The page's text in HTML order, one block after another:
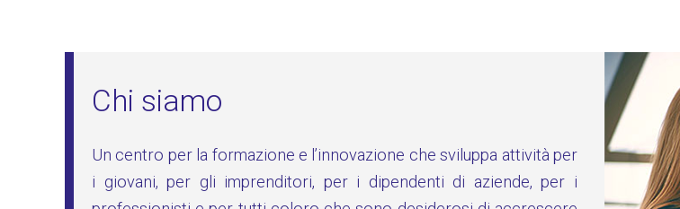
Chi siamo
Un centro per la formazione e l’innovazione che sviluppa attività per
i giovani, per gli imprenditori, per i dipendenti di aziende, per i